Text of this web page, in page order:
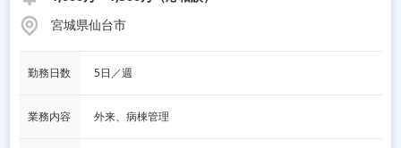
宮城県仙台市
勤務日数 5日／週
業務内容 外来、病棟管理